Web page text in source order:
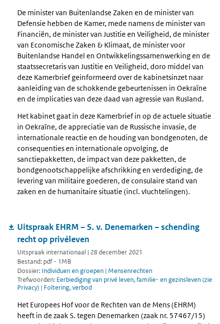
De minister van Buitenlandse Zaken en de minister van
Defensie hebben de Kamer, mede namens de minister van
Financiën, de minister van Justitie en Veiligheid, de minister
van Economische Zaken & Klimaat, de minister voor
Buitenlandse Handel en Ontwikkelingssamenwerking en de
staatssecretaris van Justitie en Veiligheid, doro middel van
deze Kamerbrief geinformeerd over de kabinetsinzet naar
aanleiding van de schokkende gebeurtenissen in Oekraïne
en de implicaties van deze daad van agressie van Rusland.
Het kabinet gaat in deze Kamerbrief in op de actuele situatie
in Oekraïne, de appreciatie van de Russische invasie, de
internationale reactie en de houding van bondgenoten, de
consequenties en internationale opvolging, de
sanctiepakketten, de impact van deze pakketten, de
bondgenootschappelijke afschrikking en verdediging, de
levering van militaire goederen, de consulaire stand van
zaken en de humanitaire situatie (incl. vluchtelingen).
Uitspraak EHRM – S. v. Denemarken – schending
recht op privéleven
Uitspraak internationaal | 28 december 2021
Bestand: pdf - 1MB
Dossier: Individuen en groepen | Mensenrechten
Trefwoorden: Eerbiediging van privé leven, familie- en gezinsleven (zie
Privacy) | Foltering, verbod
Het Europees Hof voor de Rechten van de Mens (EHRM)
heeft in de zaak S. tegen Denemarken (zaak nr. 57467/15)